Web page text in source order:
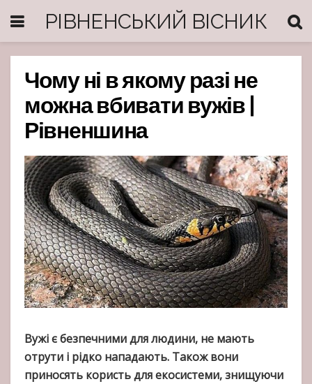
РІВНЕНСЬКИЙ ВІСНИК
Чому ні в якому разі не
можна вбивати вужів |
Рівненшина
Вужі є безпечними для людини, не мають
отрути і рідко нападають. Також вони
приносять користь для екосистеми, знищуючи